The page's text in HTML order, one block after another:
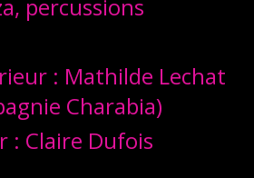
percussions
: Mathilde Lechat
Charabia)
: Claire Dufois